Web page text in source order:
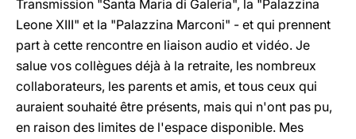
Transmission "Santa Maria di Galeria", la "Palazzina
Leone XIII" et la "Palazzina Marconi" - et qui prennent
part à cette rencontre en liaison audio et vidéo. Je
salue vos collègues déjà à la retraite, les nombreux
collaborateurs, les parents et amis, et tous ceux qui
auraient souhaité être présents, mais qui n'ont pas pu,
en raison des limites de l'espace disponible. Mes